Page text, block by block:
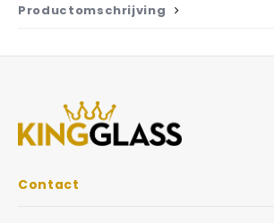
Productomschrijving
Contact